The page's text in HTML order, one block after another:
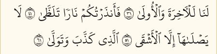
لَنَا لَلۡأٓخِرَةَ وَٱلۡأُولَىٰ ١٣
فَأَنذَرۡتُكُمۡ نَارٗا تَلَظَّىٰ ١٤
لَا
يَصۡلَىٰهَآ إِلَّا ٱلۡأَشۡقَى ١٥
ٱلَّذِي كَذَّبَ وَتَوَلَّىٰ ١٦